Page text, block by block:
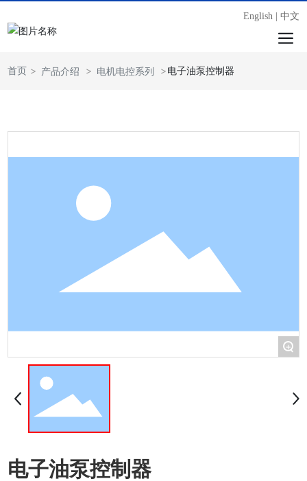
English| 中文
首页 产品介绍 电机电控系列 电子油泵控制器
+
电子油泵控制器